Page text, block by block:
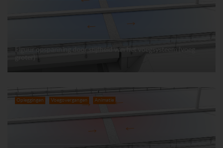
Figuur opspanning door stijfheid van het voegsysteem (voeg
Opleggingen Voegovergangen Animatie